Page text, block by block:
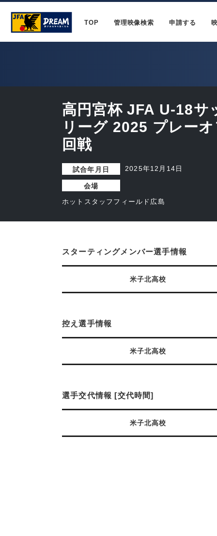
TOP 管理映像検索 申請する
高円宮杯 JFA U-18サ
リーグ 2025 プレー
回戦
試合年月日 2025年12月14日
会場
ホットスタッフフィールド広島
スターティングメンバー選手情報
米子北高校
控え選手情報
米子北高校
選手交代情報 [交代時間]
米子北高校